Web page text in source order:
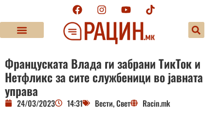
Француската Влада ги забрани ТикТок и
Нетфликс за сите службеници во јавната
управа
24/03/2023 14:31 Вести,Свет Racin.mk